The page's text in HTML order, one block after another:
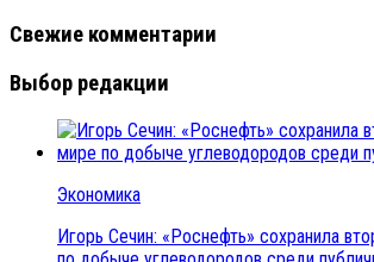
Свежие комментарии
Выбор редакции
Экономика
Игорь Сечин: «Роснефть» сохранила